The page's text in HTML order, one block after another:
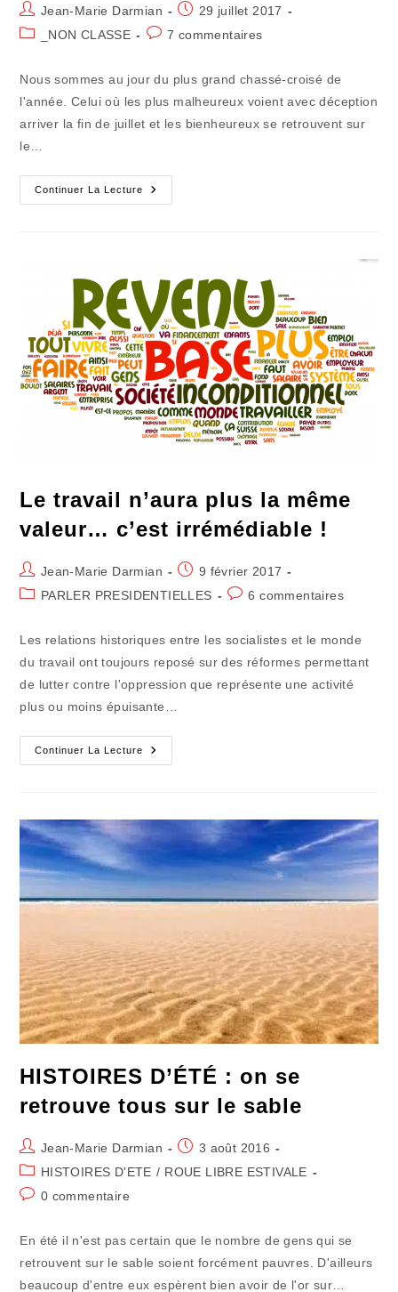
Auteur/autrice
de
Jean-Marie Darmian
Publication
29 juillet 2017
Post
_NON CLASSE
Commentaires
publication :
7 commentaires
Nous sommes au jour du plus grand chassé-croisé de
l'année. Celui où les plus malheureux voient avec déception
arriver la fin de juillet et les bienheureux se retrouvent sur
le…
Continuer La Lecture
A
Congés
Le travail n’aura plus la même
valeur… c’est irrémédiable !
Auteur/autrice
de
Jean-Marie Darmian
Publication
publiée :
9 février 2017
PostPARLER PRESIDENTIELLES
Commentaires
6 commentaires
Les relations historiques entre les socialistes et le monde
du travail ont toujours reposé sur des réformes permettant
de lutter contre l'oppression que représente une activité
plus ou moins épuisante…
Continuer La Lecture
Le
Travail
C’est
Irrémédiable
!
HISTOIRES D’ÉTÉ : on se
retrouve tous sur le sable
Auteur/autrice
de
publication :
Jean-Marie Darmian
Publication
publiée :
3 août 2016
Post
category:
HISTOIRES D'ETE / ROUE LIBRE ESTIVALE
Commentaires
0 commentaire
En été il n'est pas certain que le nombre de gens qui se
retrouvent sur le sable soient forcément pauvres. D'ailleurs
beaucoup d'entre eux espèrent bien avoir de l'or sur…